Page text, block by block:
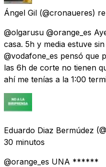
Ángel Gil (@cronaueres)
@olgarusu @orange_es
casa. 5h y media estuve
@vodafone_es pensó que
las 6h de corte no tienen
ahí me tenías a la 1:00
Eduardo Diaz Bermúdez
30 minutos
@orange_es UNA ******